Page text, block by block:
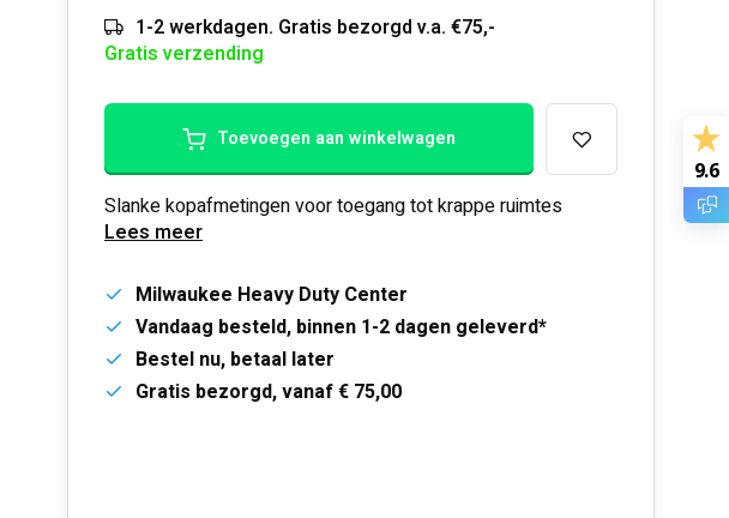
1-2 werkdagen. Gratis bezorgd v.a. €75,-
Gratis verzending
Toevoegen aan winkelwagen
Slanke kopafmetingen voor toegang tot krappe ruimtes
Lees meer
Milwaukee Heavy Duty Center
Vandaag besteld, binnen 1-2 dagen geleverd*
Bestel nu, betaal later
Gratis bezorgd, vanaf € 75,00
9.6